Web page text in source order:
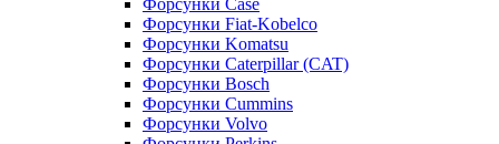
Форсунки Fiat-Kobelco
Форсунки Komatsu
Форсунки Caterpillar (CAT)
Форсунки Bosch
Форсунки Cummins
Форсунки Volvo